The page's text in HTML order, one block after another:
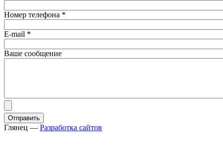
Номер телефона *
E-mail *
Ваше сообщение
Глянец — Разработка сайтов